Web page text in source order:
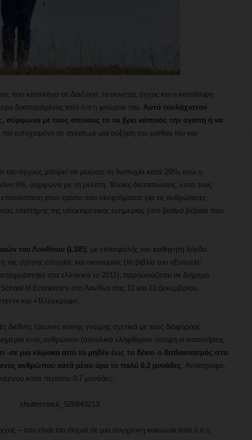
που καταλήγει σε διαζύγιο, το συνεχές άγχος και η κατάθλιψη
δυστυχισμένος από ό,τι η φτώχεια του. Αυτό τουλάχιστον
σύμφωνα με τους οποίους το να βρει κάποιος την αγάπη ή να
ευτυχισμένο σε σχέση με μια αύξηση του μισθού του και
του άγχους μπορεί να μειώσει τη δυστυχία κατά 20%, ενώ η
5%, σύμφωνα με τη μελέτη. Τέτοιες διαπιστώσεις, κατά τους
στον τρόπο που σκεφτόμαστε για τις ανθρώπινες
επιστήμης της υποκειμενικής ευημερίας (στο βαθμό βέβαια που
του Λονδίνου (LSE), με επικεφαλής τον καθηγητή λόρδο
της σχέσης ευτυχίας και οικονομίας (το βιβλίο του «Ευτυχία:
στα ελληνικά το 2011), παρουσιάζεται σε διήμερο
of Economics στο Λονδίνο στις 12 και 13 Δεκεμβρίου,
και «Τέλεγκραφ».
διεθνές έρευνες κοινής γνώμης σχετικά με τους διάφορους
ενός ανθρώπου (συνολικά ελήφθησαν υπόψη οι απαντήσεις
-σε μια κλίμακα από το μηδέν έως το δέκα- ο διπλασιασμός στο
ενός ανθρώπου κατά μέσο όρο το πολύ 0,2 μονάδες . Αντίστροφα,
κατά περίπου 0,7 μονάδες.
– που είναι πιο συχνά σε μια σύγχρονη κοινωνία από ό,τι η